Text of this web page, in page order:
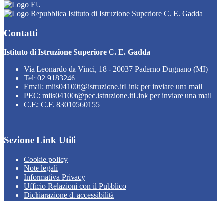
Istituto di Istruzione Superiore C. E. Gadda
Contatti
Istituto di Istruzione Superiore C. E. Gadda
Via Leonardo da Vinci, 18 - 20037 Paderno Dugnano (MI)
Tel: 02 9183246
Email: miis04100t@istruzione.itLink per inviare una mail
PEC: miis04100t@pec.istruzione.itLink per inviare una mail
C.F.: C.F. 83010560155
Sezione Link Utili
Cookie policy
Note legali
Informativa Privacy
Ufficio Relazioni con il Pubblico
Dichiarazione di accessibilità